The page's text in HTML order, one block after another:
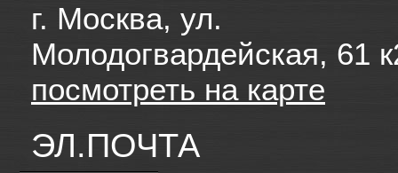
г. Москва, ул.
Молодогвардейская, 61
посмотреть на карте
ЭЛ.ПОЧТА